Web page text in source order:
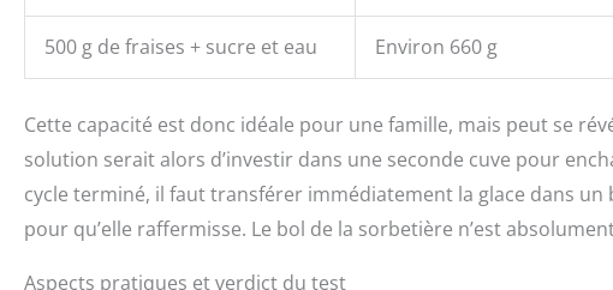
500 g de fraises + sucre et eau Environ 660 g
Cette capacité est donc idéale pour une famille, mais peut se
solution serait alors d’investir dans une seconde cuve pour
cycle terminé, il faut transférer immédiatement la glace dans
pour qu’elle raffermisse. Le bol de la sorbetière n’est
Aspects pratiques et verdict du test